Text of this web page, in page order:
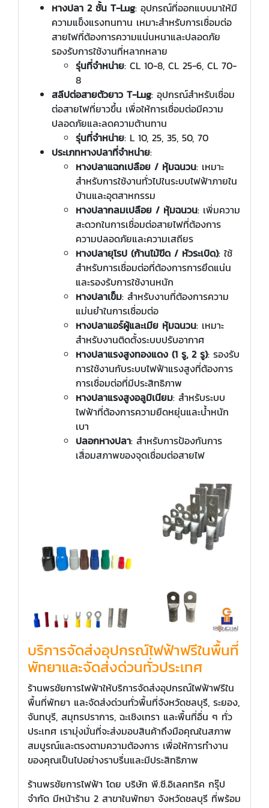
หางปลา 2 ชั้น T-Lug: อุปกรณ์ที่ออกแบบมาให้มี
ความแข็งแรงทนทาน เหมาะสำหรับการเชื่อมต่อ
สายไฟที่ต้องการความแน่นหนาและปลอดภัย
รองรับการใช้งานที่หลากหลาย
รุ่นที่จำหน่าย: CL 10-8, CL 25-6, CL 70-
8
สลีปต่อสายตัวยาว T-Lug: อุปกรณ์สำหรับเชื่อม
ต่อสายไฟที่ยาวขึ้น เพื่อให้การเชื่อมต่อมีความ
ปลอดภัยและลดความต้านทาน
รุ่นที่จำหน่าย: L 10, 25, 35, 50, 70
ประเภทหางปลาที่จำหน่าย:
หางปลาแฉกเปลือย / หุ้มฉนวน: เหมาะ
สำหรับการใช้งานทั่วไปในระบบไฟฟ้าภายใน
บ้านและอุตสาหกรรม
หางปลากลมเปลือย / หุ้มฉนวน: เพิ่มความ
สะดวกในการเชื่อมต่อสายไฟที่ต้องการ
ความปลอดภัยและความเสถียร
หางปลายุโรป (ก้านไม้ขีด / หัวระเบิด): ใช้
สำหรับการเชื่อมต่อที่ต้องการการยึดแน่น
และรองรับการใช้งานหนัก
หางปลาเข็ม: สำหรับงานที่ต้องการความ
แม่นยำในการเชื่อมต่อ
หางปลาแอร์ผู้และเมีย หุ้มฉนวน: เหมาะ
สำหรับงานติดตั้งระบบปรับอากาศ
หางปลาแรงสูงทองแดง (1 รู, 2 รู): รองรับ
การใช้งานกับระบบไฟฟ้าแรงสูงที่ต้องการ
การเชื่อมต่อที่มีประสิทธิภาพ
หางปลาแรงสูงอลูมิเนียม: สำหรับระบบ
ไฟฟ้าที่ต้องการความยืดหยุ่นและน้ำหนัก
เบา
ปลอกหางปลา: สำหรับการป้องกันการ
เสื่อมสภาพของจุดเชื่อมต่อสายไฟ
บริการจัดส่งอุปกรณ์ไฟฟ้าฟรีในพื้นที่
พัทยาและจัดส่งด่วนทั่วประเทศ
ร้านพรชัยการไฟฟ้าให้บริการจัดส่งอุปกรณ์ไฟฟ้าฟรีใน
พื้นที่พัทยา และจัดส่งด่วนทั่วพื้นที่จังหวัดชลบุรี, ระยอง,
จันทบุรี, สมุทรปราการ, ฉะเชิงเทรา และพื้นที่อื่น ๆ ทั่ว
ประเทศ เรามุ่งมั่นที่จะส่งมอบสินค้าถึงมือคุณในสภาพ
สมบูรณ์และตรงตามความต้องการ เพื่อให้การทำงาน
ของคุณเป็นไปอย่างราบรื่นและมีประสิทธิภาพ
ร้านพรชัยการไฟฟ้า โดย บริษัท พี.ซี.อิเลคทริค กรุ๊ป
จำกัด มีหน้าร้าน 2 สาขาในพัทยา จังหวัดชลบุรี ที่พร้อม